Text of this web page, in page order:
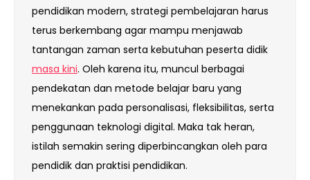
pendidikan modern, strategi pembelajaran harus
terus berkembang agar mampu menjawab
tantangan zaman serta kebutuhan peserta didik
masa kini. Oleh karena itu, muncul berbagai
pendekatan dan metode belajar baru yang
menekankan pada personalisasi, fleksibilitas, serta
penggunaan teknologi digital. Maka tak heran,
istilah semakin sering diperbincangkan oleh para
pendidik dan praktisi pendidikan.